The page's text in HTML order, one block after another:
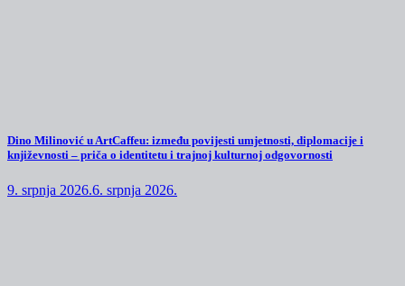
Dino Milinović u ArtCaffeu: između povijesti umjetnosti, diplomacije i
književnosti – priča o identitetu i trajnoj kulturnoj odgovornosti
9. srpnja 2026.6. srpnja 2026.